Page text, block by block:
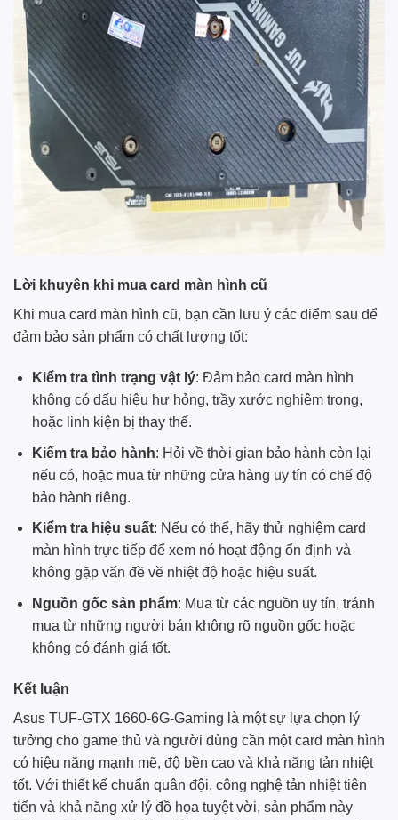
Lời khuyên khi mua card màn hình cũ
Khi mua card màn hình cũ, bạn cần lưu ý các điểm sau để
đảm bảo sản phẩm có chất lượng tốt:
Kiểm tra tình trạng vật lý: Đảm bảo card màn hình
không có dấu hiệu hư hỏng, trầy xước nghiêm trọng,
hoặc linh kiện bị thay thế.
Kiểm tra bảo hành: Hỏi về thời gian bảo hành còn lại
nếu có, hoặc mua từ những cửa hàng uy tín có chế độ
bảo hành riêng.
Kiểm tra hiệu suất: Nếu có thể, hãy thử nghiệm card
màn hình trực tiếp để xem nó hoạt động ổn định và
không gặp vấn đề về nhiệt độ hoặc hiệu suất.
Nguồn gốc sản phẩm: Mua từ các nguồn uy tín, tránh
mua từ những người bán không rõ nguồn gốc hoặc
không có đánh giá tốt.
Kết luận
Asus TUF-GTX 1660-6G-Gaming là một sự lựa chọn lý
tưởng cho game thủ và người dùng cần một card màn hình
có hiệu năng mạnh mẽ, độ bền cao và khả năng tản nhiệt
tốt. Với thiết kế chuẩn quân đội, công nghệ tản nhiệt tiên
tiến và khả năng xử lý đồ họa tuyệt vời, sản phẩm này